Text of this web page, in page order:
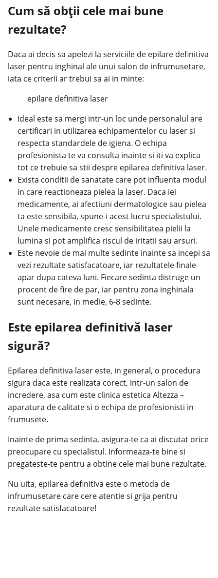
Cum să obții cele mai bune
rezultate?
Daca ai decis sa apelezi la serviciile de epilare definitiva
laser pentru inghinal ale unui salon de infrumusetare,
iata ce criterii ar trebui sa ai in minte:
epilare definitiva laser
Ideal este sa mergi intr-un loc unde personalul are
certificari in utilizarea echipamentelor cu laser si
respecta standardele de igiena. O echipa
profesionista te va consulta inainte si iti va explica
tot ce trebuie sa stii despre epilarea definitiva laser.
Exista conditii de sanatate care pot influenta modul
in care reactioneaza pielea la laser. Daca iei
medicamente, ai afectiuni dermatologice sau pielea
ta este sensibila, spune-i acest lucru specialistului.
Unele medicamente cresc sensibilitatea pielii la
lumina si pot amplifica riscul de iritatii sau arsuri.
Este nevoie de mai multe sedinte inainte sa incepi sa
vezi rezultate satisfacatoare, iar rezultatele finale
apar dupa cateva luni. Fiecare sedinta distruge un
procent de fire de par, iar pentru zona inghinala
sunt necesare, in medie, 6-8 sedinte.
Este epilarea definitivă laser
sigură?
Epilarea definitiva laser este, in general, o procedura
sigura daca este realizata corect, intr-un salon de
incredere, asa cum este clinica estetica Altezza –
aparatura de calitate si o echipa de profesionisti in
frumusete.
Inainte de prima sedinta, asigura-te ca ai discutat orice
preocupare cu specialistul. Informeaza-te bine si
pregateste-te pentru a obtine cele mai bune rezultate.
Nu uita, epilarea definitiva este o metoda de
infrumusetare care cere atentie si grija pentru
rezultate satisfacatoare!